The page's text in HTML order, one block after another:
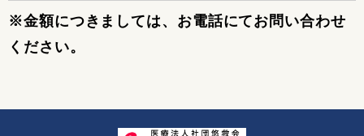
※金額につきましては、お電話にてお問い合わせ
ください。